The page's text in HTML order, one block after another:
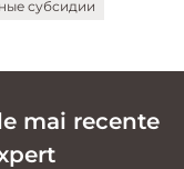
субсидии
mai recente